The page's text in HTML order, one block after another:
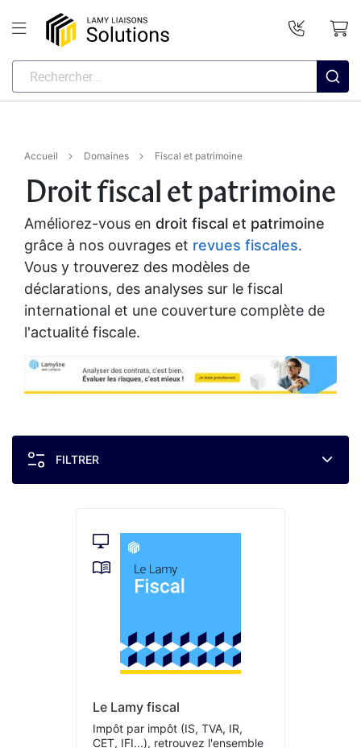
Accueil Domaines Fiscal et patrimoine
Droit fiscal et patrimoine
Améliorez-vous en droit fiscal et patrimoine
grâce à nos ouvrages et revues fiscales.
Vous y trouverez des modèles de
déclarations, des analyses sur le fiscal
international et une couverture complète de
l'actualité fiscale.
FILTRER
Le Lamy fiscal
Impôt par impôt (IS, TVA, IR,
CET, IFI...), retrouvez l'ensemble